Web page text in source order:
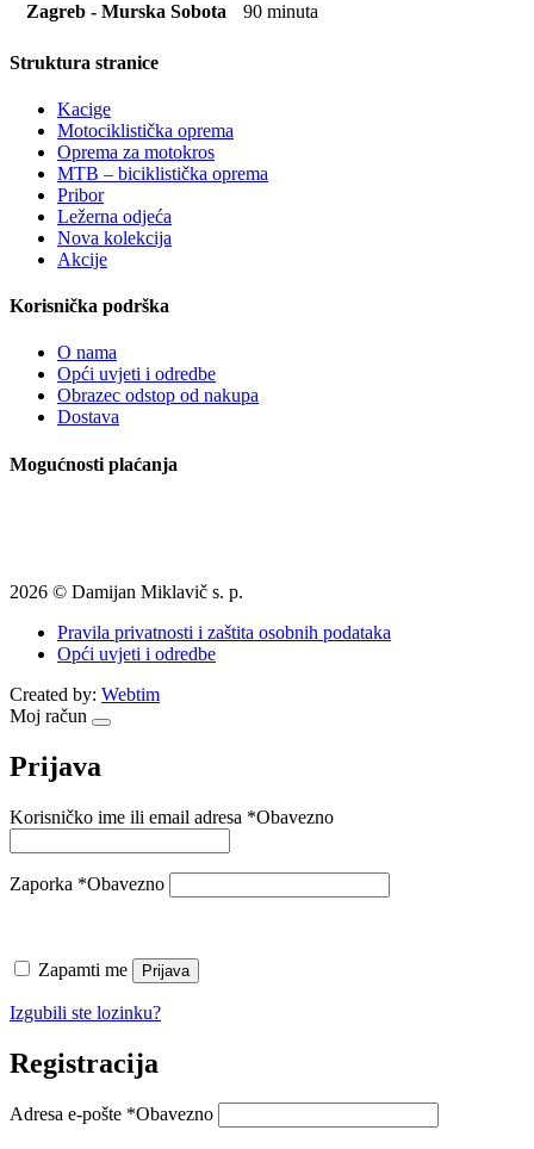
Zagreb - Murska Sobota
90 minuta
Struktura stranice
Kacige
Motociklistička oprema
Oprema za motokros
MTB – biciklistička oprema
Pribor
Ležerna odjeća
Nova kolekcija
Akcije
Korisnička podrška
O nama
Opći uvjeti i odredbe
Obrazec odstop od nakupa
Dostava
Mogućnosti plaćanja
2026 © Damijan Miklavič s. p.
Pravila privatnosti i zaštita osobnih podataka
Opći uvjeti i odredbe
Created by: Webtim
Moj račun
Prijava
Korisničko ime ili email adresa *Obavezno
Zaporka *Obavezno
Zapamti me Prijava
Izgubili ste lozinku?
Registracija
Adresa e-pošte *Obavezno